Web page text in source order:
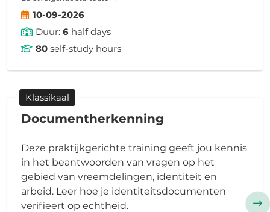
10-09-2026
Duur: 6half days
80self-study hours
Klassikaal
Documentherkenning
Deze praktijkgerichte training geeft jou kennis
in het beantwoorden van vragen op het
gebied van vreemdelingen, identiteit en
arbeid. Leer hoe je identiteitsdocumenten
verifieert op echtheid.